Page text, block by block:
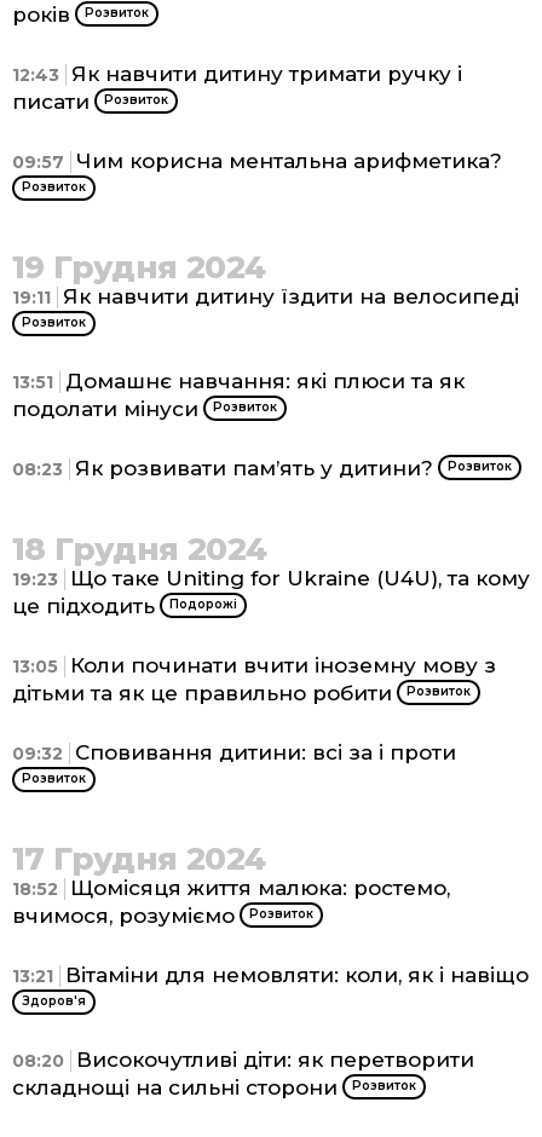
років
Розвиток
12:43
Як навчити дитину тримати ручку і
писати
Розвиток
09:57 Чим корисна ментальна арифметика?
Розвиток
19 Грудня 2024
19:11 Як навчити дитину їздити на велосипеді
Розвиток
13:51
Домашнє навчання: які плюси та як
подолати мінуси
Розвиток
08:23 Як розвивати пам’ять у дитини? Розвиток
18 Грудня 2024
19:23
Що таке Uniting for Ukraine (U4U), та кому
це підходить
Подорожі
13:05
Коли починати вчити іноземну мову з
дітьми та як це правильно робити
Розвиток
09:32 Сповивання дитини: всі за і проти
Розвиток
17 Грудня 2024
18:52
Щомісяця життя малюка: ростемо,
вчимося, розуміємо
Розвиток
13:21 Вітаміни для немовляти: коли, як і навіщо
Здоров'я
08:20
Високочутливі діти: як перетворити
складнощі на сильні сторони
Розвиток